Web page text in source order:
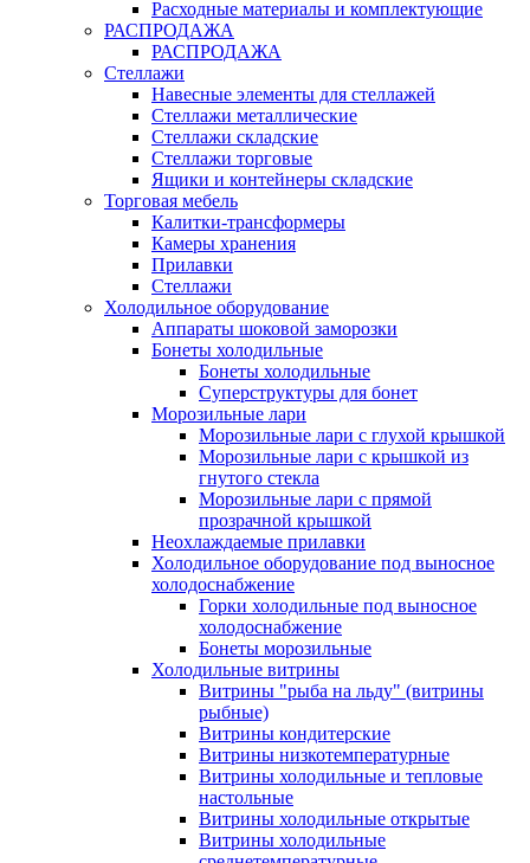
Расходные материалы и комплектующие
РАСПРОДАЖА
РАСПРОДАЖА
Стеллажи
Навесные элементы для стеллажей
Стеллажи металлические
Стеллажи складские
Стеллажи торговые
Ящики и контейнеры складские
Торговая мебель
Калитки-трансформеры
Камеры хранения
Прилавки
Стеллажи
Холодильное оборудование
Аппараты шоковой заморозки
Бонеты холодильные
Бонеты холодильные
Суперструктуры для бонет
Морозильные лари
Морозильные лари с глухой крышкой
Морозильные лари с крышкой из
гнутого стекла
Морозильные лари с прямой
прозрачной крышкой
Неохлаждаемые прилавки
Холодильное оборудование под выносное
холодоснабжение
Горки холодильные под выносное
холодоснабжение
Бонеты морозильные
Холодильные витрины
Витрины "рыба на льду" (витрины
рыбные)
Витрины кондитерские
Витрины низкотемпературные
Витрины холодильные и тепловые
настольные
Витрины холодильные открытые
Витрины холодильные